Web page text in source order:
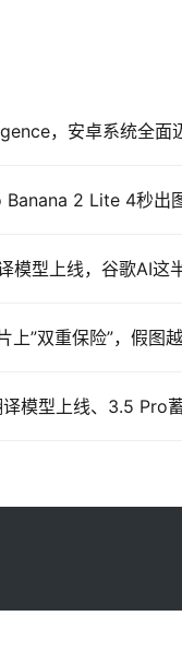
，安卓系统全面
模型上线，谷歌AI这
”双重保险”，假图
模型上线、3.5 Pro